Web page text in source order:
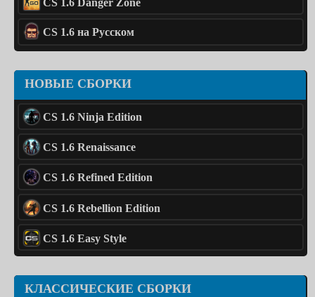
CS 1.6 на Русском
НОВЫЕ СБОРКИ
CS 1.6 Ninja Edition
CS 1.6 Renaissance
CS 1.6 Refined Edition
CS 1.6 Rebellion Edition
CS 1.6 Easy Style
КЛАССИЧЕСКИЕ СБОРКИ